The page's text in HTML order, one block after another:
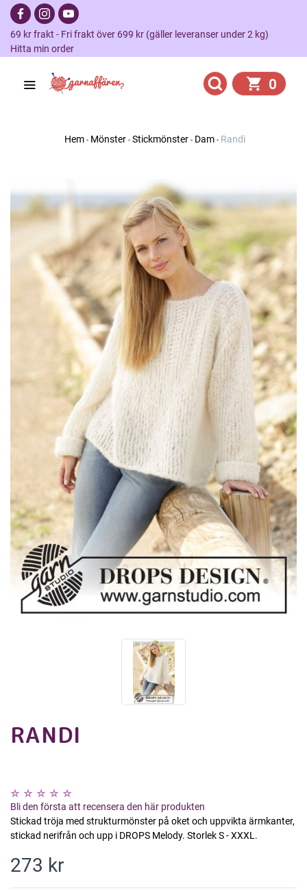
69 kr frakt - Fri frakt över 699 kr (gäller leveranser under 2 kg)
Hitta min order
0
Hem Mönster Stickmönster Dam Randi
RANDI
Bli den första att recensera den här produkten
Stickad tröja med strukturmönster på oket och uppvikta ärmkanter,
stickad nerifrån och upp i DROPS Melody. Storlek S - XXXL.
273 kr